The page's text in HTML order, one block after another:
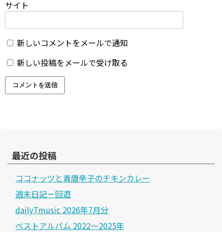
サイト
新しいコメントをメールで通知
新しい投稿をメールで受け取る
最近の投稿
ココナッツと青唐辛子のチキンカレー
週末日記ー回遊
dailyTmusic 2026年7月分
ベストアルバム 2022～2025年